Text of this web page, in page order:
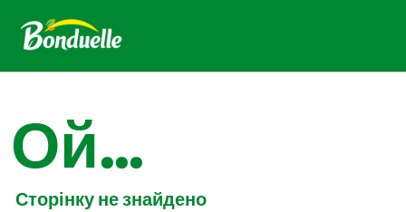
Ой...
Сторінку не знайдено